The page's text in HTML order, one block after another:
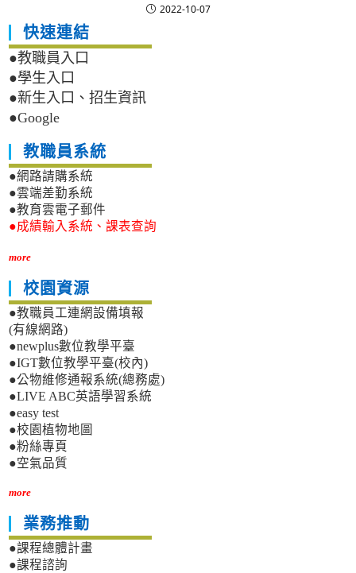
2022-10-07
快速連結
●教職員入口
●學生入口
●新生入口、招生資訊
●Google
教職員系統
●網路請購系統
●雲端差勤系統
●教育雲電子郵件
●成績輸入系統、課表查詢
more
校園資源
●教職員工連網設備填報
(有線網路)
●newplus數位教學平臺
●IGT數位教學平臺(校內)
●公物維修通報系統(總務處)
●LIVE ABC英語學習系統
●easy test
●校園植物地圖
●粉絲專頁
●空氣品質
more
業務推動
●課程總體計畫
●課程諮詢